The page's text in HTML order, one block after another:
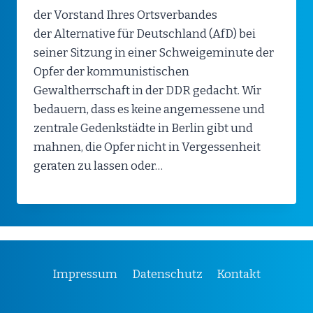
der Vorstand Ihres Ortsverbandes
der Alternative für Deutschland (AfD) bei
seiner Sitzung in einer Schweigeminute der
Opfer der kommunistischen
Gewaltherrschaft in der DDR gedacht. Wir
bedauern, dass es keine angemessene und
zentrale Gedenkstädte in Berlin gibt und
mahnen, die Opfer nicht in Vergessenheit
geraten zu lassen oder…
Impressum Datenschutz Kontakt